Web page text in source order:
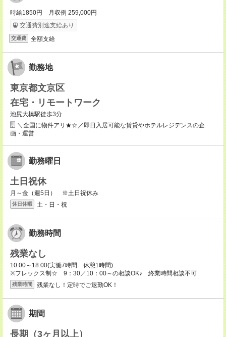
時給1850円 月収例 259,000円
交通費別途支給あり
交通費 全額支給
勤務地
東京都文京区
在宅・リモートワーク
池尻大橋駅徒歩3分
＼全国に物件アリ★☆／即日入居可能な賃貸やホテルレジデンスの企
画・運営
勤務曜日
土日祝休
月～金（週5日） ※土日祝休み
休日休暇 土・日・祝
勤務時間
残業なし
10:00～18:00(実働7時間 休憩1時間)
※フレックス制☆ 9：30／10：00～の相談OK♪ 終業時間相談不可
残業時間 残業なし！定時でご退勤OK！
期間
長期（3ヶ月以上）